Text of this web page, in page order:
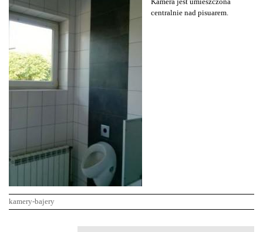
centralnie nad pisuarem.
kamery-bajery